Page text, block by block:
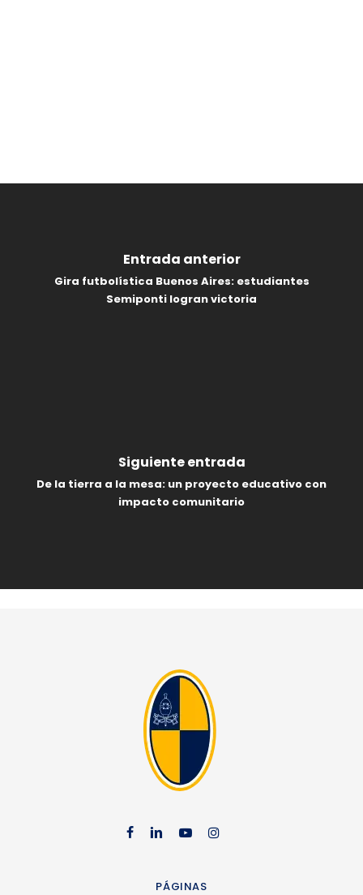
Entrada anterior
Gira futbolística Buenos Aires: estudiantes
Semiponti logran victoria
Siguiente entrada
De la tierra a la mesa: un proyecto educativo con
impacto comunitario
facebook
linkedin
youtube
PÁGINAS